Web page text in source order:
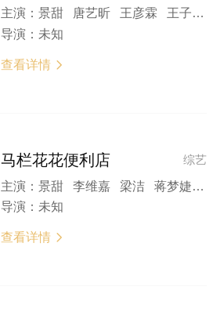
主演： 景甜 唐艺昕 王彦霖 王子文 谢楠 薛兆丰
导演： 未知
查看详情 
综艺
马栏花花便利店
主演： 景甜 李维嘉 梁洁 蒋梦婕 辰亦儒 董思成
导演： 未知
查看详情 